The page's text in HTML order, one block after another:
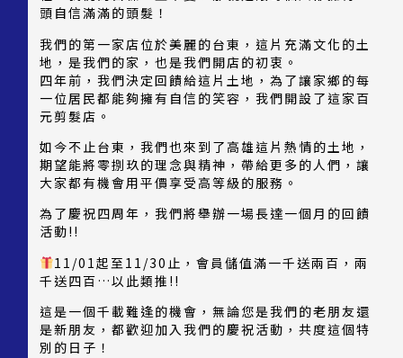
頭自信滿滿的頭髮！
我們的第一家店位於美麗的台東，這片充滿文化的土
地，是我們的家，也是我們開店的初衷。
四年前，我們決定回饋給這片土地，為了讓家鄉的每
一位居民都能夠擁有自信的笑容，我們開設了這家百
元剪髮店。
如今不止台東，我們也來到了高雄這片熱情的土地，
期望能將零捌玖的理念與精神，帶給更多的人們，讓
大家都有機會用平價享受高等級的服務。
為了慶祝四周年，我們將舉辦一場長達一個月的回饋
活動!!
11/01起至11/30止，會員儲值滿一千送兩百，兩
千送四百…以此類推!!
這是一個千載難逢的機會，無論您是我們的老朋友還
是新朋友，都歡迎加入我們的慶祝活動，共度這個特
別的日子！